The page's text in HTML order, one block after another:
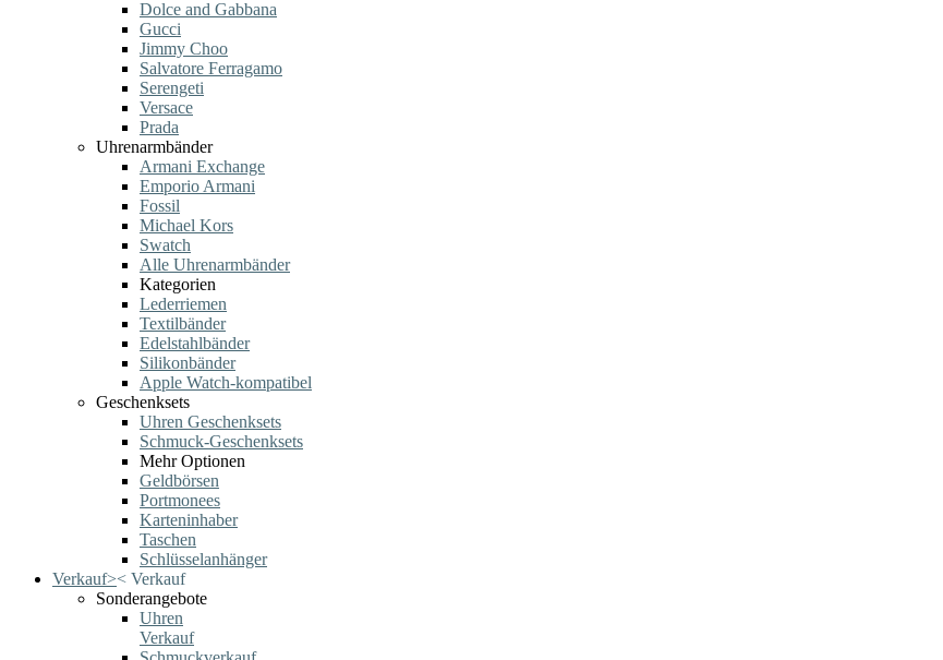
Dolce and Gabbana
Gucci
Jimmy Choo
Salvatore Ferragamo
Serengeti
Versace
Prada
Uhrenarmbänder
Armani Exchange
Emporio Armani
Fossil
Michael Kors
Swatch
Alle Uhrenarmbänder
Kategorien
Lederriemen
Textilbänder
Edelstahlbänder
Silikonbänder
Apple Watch-kompatibel
Geschenksets
Uhren Geschenksets
Schmuck-Geschenksets
Mehr Optionen
Geldbörsen
Portmonees
Karteninhaber
Taschen
Schlüsselanhänger
Verkauf>< Verkauf
Sonderangebote
Uhren
Verkauf